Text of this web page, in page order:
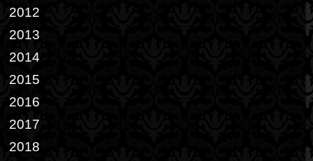
2012
2013
2014
2015
2016
2017
2018